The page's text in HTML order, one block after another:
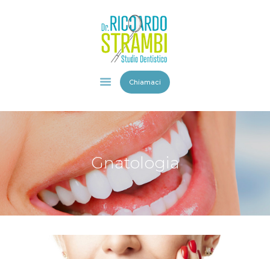
Chiamaci
Gnatologia
HOME
DENTISTICO
STAFF
SERVIZI
VIDEO
GALLERY
BLOG
CONTATTI